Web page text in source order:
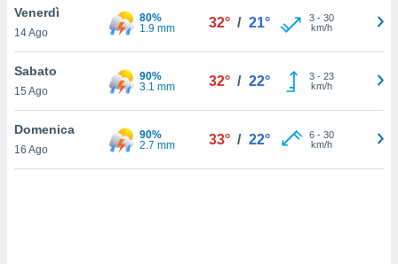
cookie
in
Venerdì
14 Ago
80%
1.9 mm
32° / 21° 3- 30
km/h
Sabato
15 Ago
90%
3.1 mm
32° / 22° 3- 23
km/h
Domenica
16 Ago
90%
2.7 mm
33° / 22° 6- 30
km/h